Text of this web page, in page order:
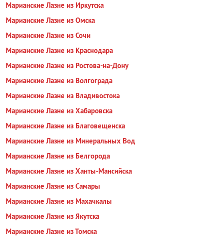
Марианские Лазне из Иркутска
Марианские Лазне из Омска
Марианские Лазне из Сочи
Марианские Лазне из Краснодара
Марианские Лазне из Ростова-на-Дону
Марианские Лазне из Волгограда
Марианские Лазне из Владивостока
Марианские Лазне из Хабаровска
Марианские Лазне из Благовещенска
Марианские Лазне из Минеральных Вод
Марианские Лазне из Белгорода
Марианские Лазне из Ханты-Мансийска
Марианские Лазне из Самары
Марианские Лазне из Махачкалы
Марианские Лазне из Якутска
Марианские Лазне из Томска